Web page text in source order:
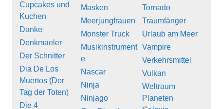
Cupcakes und
Kuchen
Danke
Denkmaeler
Der Schnitter
Dia De Los
Muertos (Der
Tag der Toten)
Die 4
Masken
Meerjungfrauen
Monster Truck
Musikinstrument
e
Nascar
Ninja
Ninjago
Tornado
Traumfänger
Urlaub am Meer
Vampire
Verkehrsmittel
Vulkan
Weltraum
Planeten